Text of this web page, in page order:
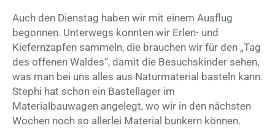
Auch den Dienstag haben wir mit einem Ausflug
begonnen. Unterwegs konnten wir Erlen- und
Kiefernzapfen sammeln, die brauchen wir für den „Tag
des offenen Waldes“, damit die Besuchskinder sehen,
was man bei uns alles aus Naturmaterial basteln kann.
Stephi hat schon ein Bastellager im
Materialbauwagen angelegt, wo wir in den nächsten
Wochen noch so allerlei Material bunkern können.